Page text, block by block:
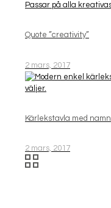
Quote ”creativity”
2 mars, 2017
Kärlekstavla med namn
2 mars, 2017